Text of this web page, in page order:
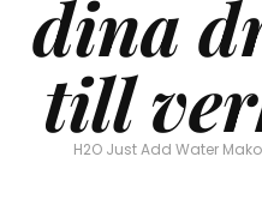
dina
till
H2O Just Add Water